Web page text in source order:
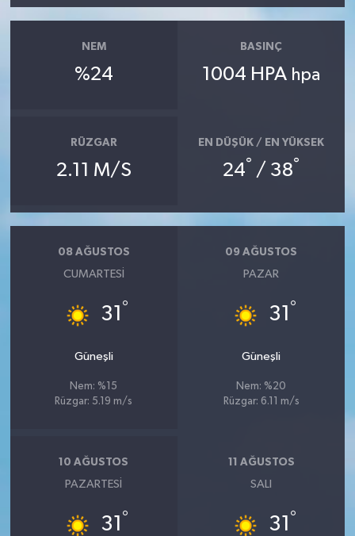
NEM
%24
BASINÇ
1004 HPA hpa
RÜZGAR
2.11 M/S
EN DÜŞÜK / EN YÜKSEK
24° / 38°
08 AĞUSTOS
CUMARTESI
31 °
Güneşli
Nem: %15
Rüzgar: 5.19 m/s
09 AĞUSTOS
PAZAR
31 °
Güneşli
Nem: %20
Rüzgar: 6.11 m/s
10 AĞUSTOS
PAZARTESI
31 °
11 AĞUSTOS
SALI
31 °